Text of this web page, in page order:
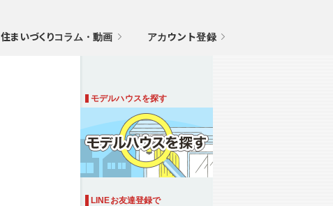
住まいづくりコラム・動画 アカウント登録
モデルハウスを探す
LINEお友達登録で